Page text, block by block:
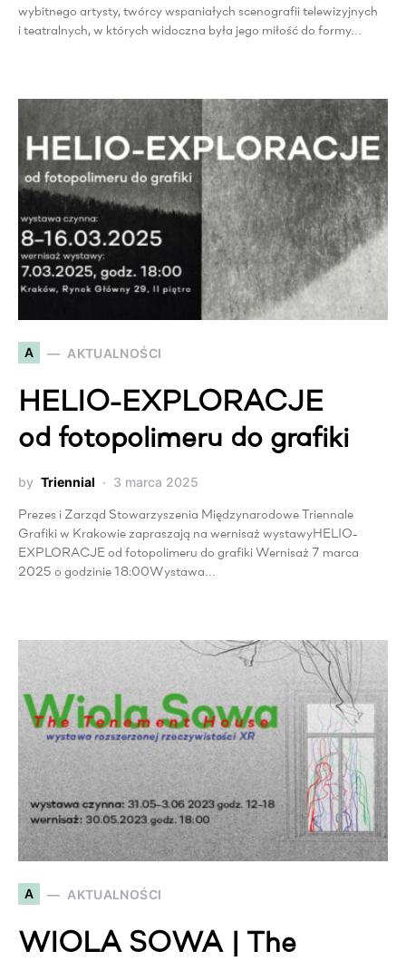
wybitnego artysty, twórcy wspaniałych scenografii telewizyjnych
i teatralnych, w których widoczna była jego miłość do formy…
A AKTUALNOŚCI
HELIO-EXPLORACJE
od fotopolimeru do grafiki
by Triennial 3 marca 2025
Prezes i Zarząd Stowarzyszenia Międzynarodowe Triennale
Grafiki w Krakowie zapraszają na wernisaż wystawyHELIO-
EXPLORACJE od fotopolimeru do grafiki Wernisaż 7 marca
2025 o godzinie 18:00Wystawa…
A AKTUALNOŚCI
WIOLA SOWA | The